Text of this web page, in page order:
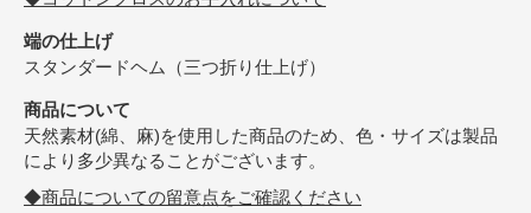
端の仕上げ
スタンダードヘム（三つ折り仕上げ）
商品について
天然素材(綿、麻)を使用した商品のため、色・サイズは製品
により多少異なることがございます。
◆商品についての留意点をご確認ください